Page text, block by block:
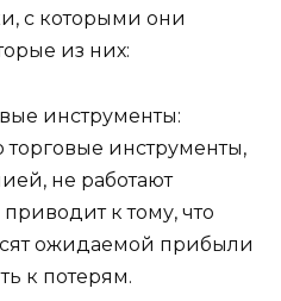
с которыми они
из них:
инструменты:
торговые инструменты,
не работают
к тому, что
ожидаемой прибыли
к потерям.